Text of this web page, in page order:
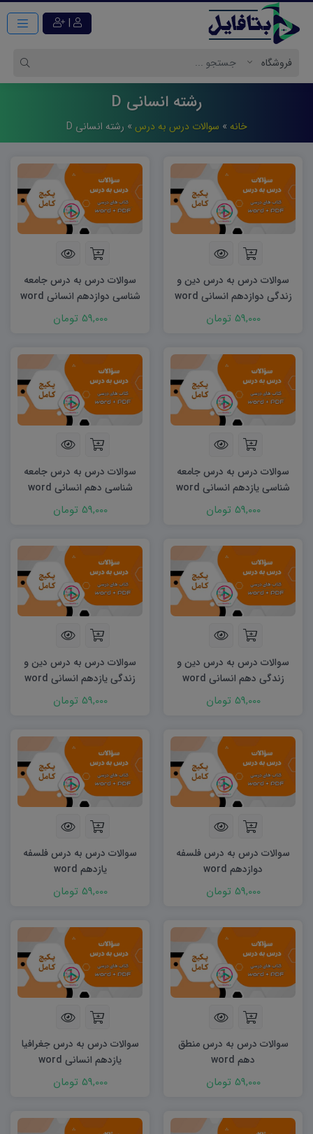
|
رشته انسانی D
خانه » سوالات درس به درس » رشته انسانی D
سوالات درس به درس دین و
زندگی دوازدهم انسانی word
59,000 تومان
سوالات درس به درس جامعه
شناسی دوازدهم انسانی word
59,000 تومان
سوالات درس به درس جامعه
شناسی یازدهم انسانی word
59,000 تومان
سوالات درس به درس جامعه
شناسی دهم انسانی word
59,000 تومان
سوالات درس به درس دین و
زندگی دهم انسانی word
59,000 تومان
سوالات درس به درس دین و
زندگی یازدهم انسانی word
59,000 تومان
سوالات درس به درس فلسفه
دوازدهم word
59,000 تومان
سوالات درس به درس فلسفه
یازدهم word
59,000 تومان
سوالات درس به درس منطق
دهم word
59,000 تومان
سوالات درس به درس جغرافیا
یازدهم انسانی word
59,000 تومان